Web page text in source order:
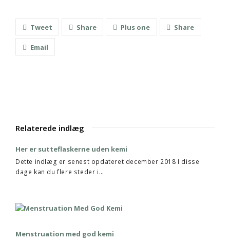
Tweet Share Plus one Share
Email
Relaterede indlæg
Her er sutteflaskerne uden kemi
Dette indlæg er senest opdateret december 2018 I disse
dage kan du flere steder i…
Menstruation med god kemi